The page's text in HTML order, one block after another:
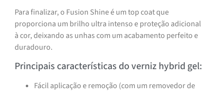
Para finalizar, o Fusion Shine é um top coat que
proporciona um brilho ultra intenso e proteção adicional
à cor, deixando as unhas com um acabamento perfeito e
duradouro.
Principais características do verniz hybrid gel:
Fácil aplicação e remoção (com um removedor de